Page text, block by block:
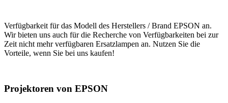
Verfügbarkeit für das Modell des Herstellers / Brand EPSON an.
Wir bieten uns auch für die Recherche von Verfügbarkeiten bei zur
Zeit nicht mehr verfügbaren Ersatzlampen an. Nutzen Sie die
Vorteile, wenn Sie bei uns kaufen!
Projektoren von EPSON